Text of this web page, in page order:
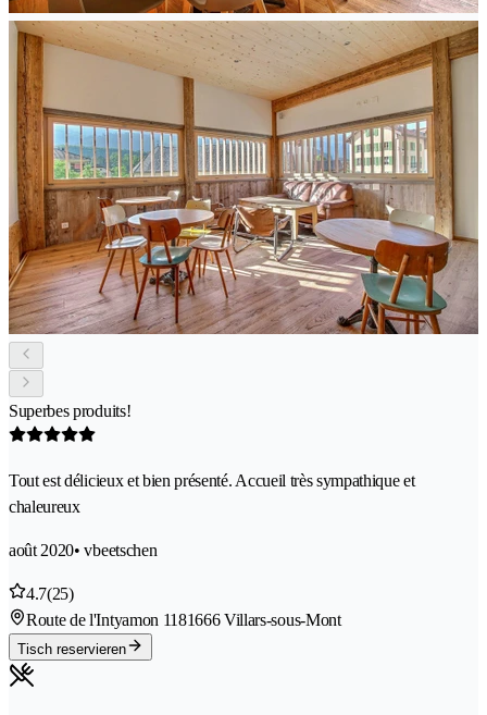
Superbes produits!
Tout est délicieux et bien présenté. Accueil très sympathique et
chaleureux
août 2020• vbeetschen
4.7(25)
Route de l'Intyamon 1181666 Villars-sous-Mont
Tisch reservieren